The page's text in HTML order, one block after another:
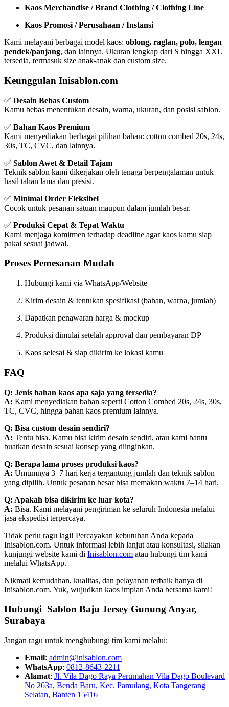
Kaos Merchandise / Brand Clothing / Clothing Line
Kaos Promosi / Perusahaan / Instansi
Kami melayani berbagai model kaos: oblong, raglan, polo, lengan
pendek/panjang, dan lainnya. Ukuran lengkap dari S hingga XXL
tersedia, termasuk size anak-anak dan custom size.
Keunggulan Inisablon.com
✅ Desain Bebas Custom
Kamu bebas menentukan desain, warna, ukuran, dan posisi sablon.
✅ Bahan Kaos Premium
Kami menyediakan berbagai pilihan bahan: cotton combed 20s, 24s,
30s, TC, CVC, dan lainnya.
✅ Sablon Awet & Detail Tajam
Teknik sablon kami dikerjakan oleh tenaga berpengalaman untuk
hasil tahan lama dan presisi.
✅ Minimal Order Fleksibel
Cocok untuk pesanan satuan maupun dalam jumlah besar.
✅ Produksi Cepat & Tepat Waktu
Kami menjaga komitmen terhadap deadline agar kaos kamu siap
pakai sesuai jadwal.
Proses Pemesanan Mudah
Hubungi kami via WhatsApp/Website
Kirim desain & tentukan spesifikasi (bahan, warna, jumlah)
Dapatkan penawaran harga & mockup
Produksi dimulai setelah approval dan pembayaran DP
Kaos selesai & siap dikirim ke lokasi kamu
FAQ
Q: Jenis bahan kaos apa saja yang tersedia?
A: Kami menyediakan bahan seperti Cotton Combed 20s, 24s, 30s,
TC, CVC, hingga bahan kaos premium lainnya.
Q: Bisa custom desain sendiri?
A: Tentu bisa. Kamu bisa kirim desain sendiri, atau kami bantu
buatkan desain sesuai konsep yang diinginkan.
Q: Berapa lama proses produksi kaos?
A: Umumnya 3–7 hari kerja tergantung jumlah dan teknik sablon
yang dipilih. Untuk pesanan besar bisa memakan waktu 7–14 hari.
Q: Apakah bisa dikirim ke luar kota?
A: Bisa. Kami melayani pengiriman ke seluruh Indonesia melalui
jasa ekspedisi terpercaya.
Tidak perlu ragu lagi! Percayakan kebutuhan Anda kepada
Inisablon.com. Untuk informasi lebih lanjut atau konsultasi, silakan
kunjungi website kami di Inisablon.com atau hubungi tim kami
melalui WhatsApp.
Nikmati kemudahan, kualitas, dan pelayanan terbaik hanya di
Inisablon.com. Yuk, wujudkan kaos impian Anda bersama kami!
Hubungi Sablon Baju Jersey Gunung Anyar,
Surabaya
Jangan ragu untuk menghubungi tim kami melalui:
Email: admin@inisablon.com
WhatsApp: 0812-8643-2211
Alamat: Jl. Vila Dago Raya Perumahan Vila Dago Boulevard
No 263a, Benda Baru, Kec. Pamulang, Kota Tangerang
Selatan, Banten 15416